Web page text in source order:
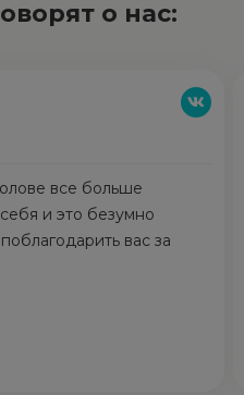
о нас:
все больше
и это безумно
вас за